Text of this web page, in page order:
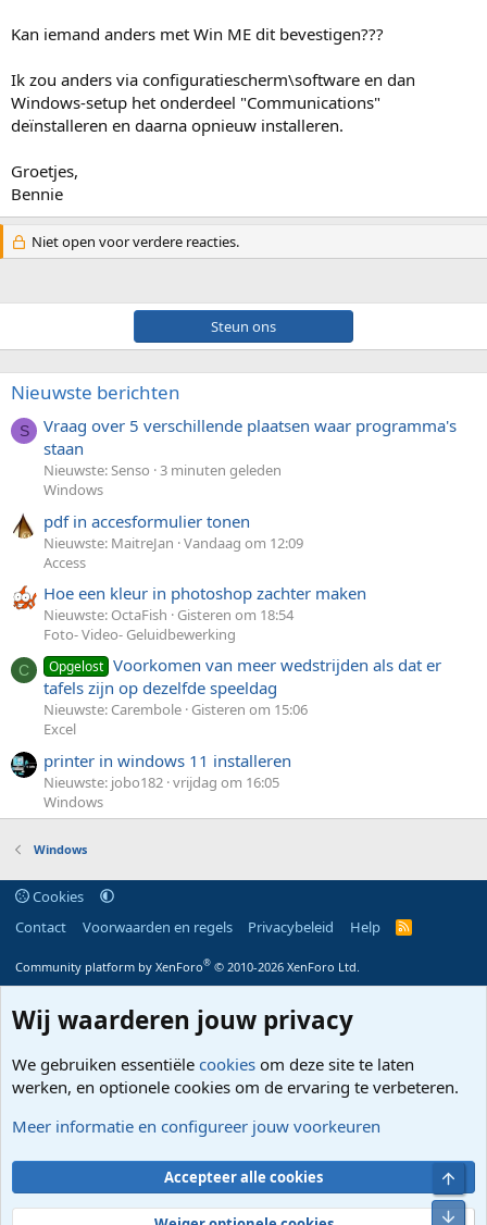
Kan iemand anders met Win ME dit bevestigen???
Ik zou anders via configuratiescherm\software en dan
Windows-setup het onderdeel "Communications"
deïnstalleren en daarna opnieuw installeren.
Groetjes,
Bennie
Niet open voor verdere reacties.
Steun ons
Nieuwste berichten
S
Vraag over 5 verschillende plaatsen waar programma's
staan
Nieuwste: Senso 3 minuten geleden
Windows
pdf in accesformulier tonen
Nieuwste: MaitreJan Vandaag om 12:09
Access
Hoe een kleur in photoshop zachter maken
Nieuwste: OctaFish
Gisteren om 18:54
Foto- Video- Geluidbewerking
C Opgelost Voorkomen van meer wedstrijden als dat er
tafels zijn op dezelfde speeldag
Nieuwste: Carembole Gisteren om 15:06
Excel
printer in windows 11 installeren
Nieuwste: jobo182 vrijdag om 16:05
Windows
Windows
Cookies
Contact
Voorwaarden en regels Privacybeleid Help
R
S
Community platform by XenForo® © 2010-2026 XenForo Ltd.
Wij waarderen jouw privacy
We gebruiken essentiële cookies om deze site te laten
werken, en optionele cookies om de ervaring te verbeteren.
Meer informatie en configureer jouw voorkeuren
Accepteer alle cookies